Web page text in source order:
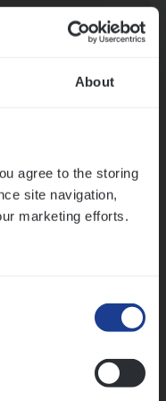
About
agree to the storing
site navigation,
marketing efforts.
én droge